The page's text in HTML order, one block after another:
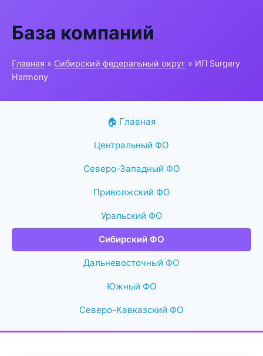
База компаний
Главная » Сибирский федеральный округ » ИП Surgery
Harmony
🏠 Главная
Центральный ФО
Северо-Западный ФО
Приволжский ФО
Уральский ФО
Сибирский ФО
Дальневосточный ФО
Южный ФО
Северо-Кавказский ФО